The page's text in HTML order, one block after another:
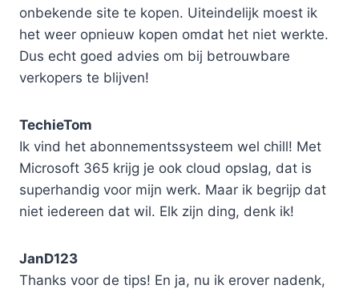
onbekende site te kopen. Uiteindelijk moest ik
het weer opnieuw kopen omdat het niet werkte.
Dus echt goed advies om bij betrouwbare
verkopers te blijven!
TechieTom
Ik vind het abonnementssysteem wel chill! Met
Microsoft 365 krijg je ook cloud opslag, dat is
superhandig voor mijn werk. Maar ik begrijp dat
niet iedereen dat wil. Elk zijn ding, denk ik!
JanD123
Thanks voor de tips! En ja, nu ik erover nadenk,